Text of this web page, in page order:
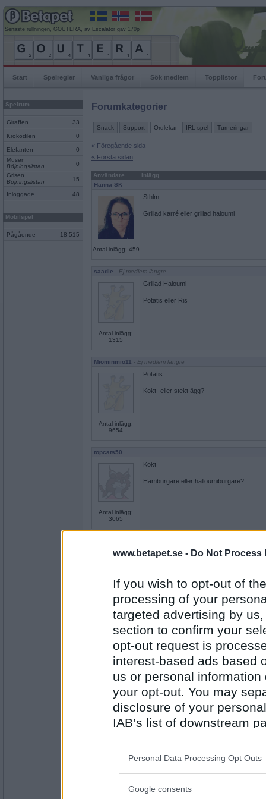
www.betapet.se - Do Not Process
If you wish to opt-out of
processing of your
targeted advertising by
section to confirm your
opt-out request is
interest-based ads based
us or personal
your opt-out. You may
disclosure of your
IAB’s list of downstream
also be disclosed by us
Downstream Participants
Please note that this
Personal Data Processing Opt Outs
Google consents
Senaste rullningen, GOUTERA, av Escalator gav 170p
Start Spelregler Vanliga frågor Sök medlem Topplistor
Spelrum
Giraffen 33
Krokodilen 0
Elefanten
0
Musen
Böjningslistan
0
Grisen
Böjningslistan
15
Inloggade 48
Mobilspel
Pågående 18 515
Forumkategorier
Snack Support Ordlekar IRL-spel Turneringar
« Föregående sida
« Första sidan
Användare
Inlägg
Hanna SK
Antal inlägg: 459
Sthlm
Grillad karré eller grillad haloumi
saadie - Ej medlem längre
Antal inlägg:
1315
Grillad Haloumi
Potatis eller Ris
Miominmio11 - Ej medlem längre
Antal inlägg:
9654
Potatis
Kokt- eller stekt ägg?
topcats50
Antal inlägg:
3065
Kokt
Hamburgare eller halloumiburgare?
Antal inlägg:
8262
Halloumi
Miominmio11- Ej medlem längre
Antal inlägg:
9654
Dag
Blåklint eller Lavendel?
Antal inlägg:
Lavendel